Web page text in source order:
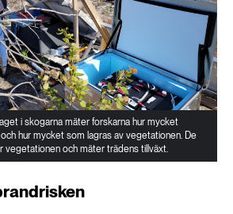
i skogarna mäter forskarna hur mycket
hur mycket som lagras av vegetationen. De
vegetationen och mäter trädens tillväxt.